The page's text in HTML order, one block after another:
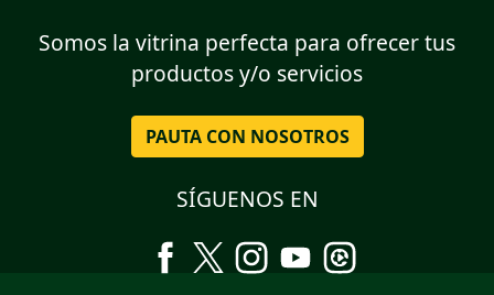
Somos la vitrina perfecta para ofrecer tus
productos y/o servicios
PAUTA CON NOSOTROS
SÍGUENOS EN